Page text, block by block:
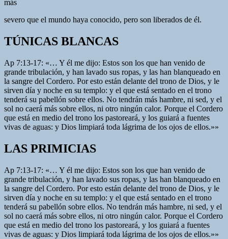
más
severo que el mundo haya conocido, pero son liberados de él.
TÚNICAS BLANCAS
Ap 7:13-17: «… Y él me dijo: Estos son los que han venido de
grande tribulación, y han lavado sus ropas, y las han blanqueado en
la sangre del Cordero. Por esto están delante del trono de Dios, y le
sirven día y noche en su templo: y el que está sentado en el trono
tenderá su pabellón sobre ellos. No tendrán más hambre, ni sed, y el
sol no caerá más sobre ellos, ni otro ningún calor. Porque el Cordero
que está en medio del trono los pastoreará, y los guiará a fuentes
vivas de aguas: y Dios limpiará toda lágrima de los ojos de ellos.»»
LAS PRIMICIAS
Ap 7:13-17: «… Y él me dijo: Estos son los que han venido de
grande tribulación, y han lavado sus ropas, y las han blanqueado en
la sangre del Cordero. Por esto están delante del trono de Dios, y le
sirven día y noche en su templo: y el que está sentado en el trono
tenderá su pabellón sobre ellos. No tendrán más hambre, ni sed, y el
sol no caerá más sobre ellos, ni otro ningún calor. Porque el Cordero
que está en medio del trono los pastoreará, y los guiará a fuentes
vivas de aguas: y Dios limpiará toda lágrima de los ojos de ellos.»»